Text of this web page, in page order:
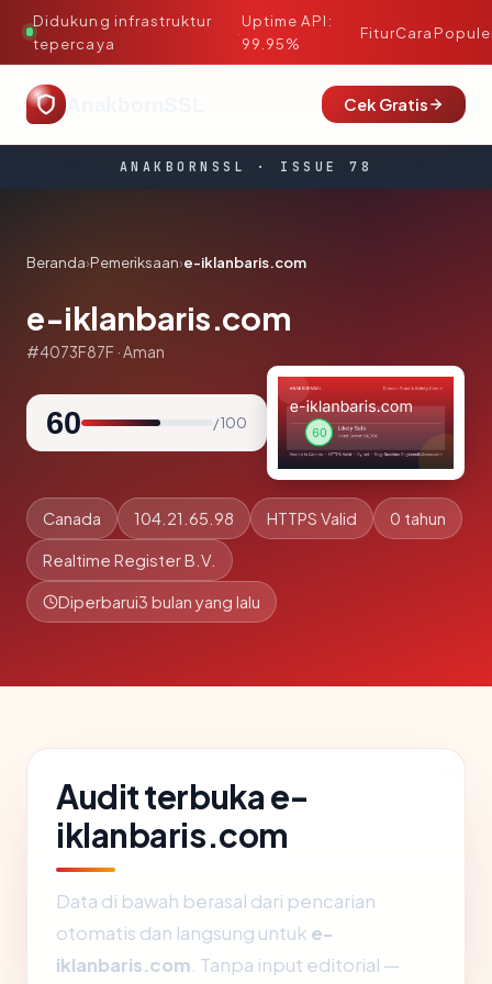
Didukung infrastruktur
tepercaya
·
Uptime API:
99.95%
FiturCara
Cek Gratis
ANAKBORNSSL · ISSUE 78
Beranda›Pemeriksaan›e-iklanbaris.com
e-iklanbaris.com
#4073F87F · Aman
60 / 100
Canada 104.21.65.98 HTTPS Valid 0 tahun
Realtime Register B.V.
Diperbarui3 bulan yang lalu
Audit terbuka e-
iklanbaris.com
Data di bawah berasal dari pencarian
otomatis dan langsung untuk e-
iklanbaris.com . Tanpa input editorial —